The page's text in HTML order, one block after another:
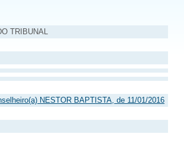
TRIBUNAL
NESTOR BAPTISTA, de 11/01/2016